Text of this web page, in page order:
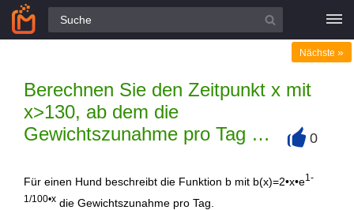
Alle Fragen
Berechnen Sie den Zeitpunkt x mit
x>130, ab dem die
Gewichtszunahme pro Tag …
Nächste »
0
Für einen Hund beschreibt die Funktion b mit b(x)=2•x•e1-
1/100•x die Gewichtszunahme pro Tag.